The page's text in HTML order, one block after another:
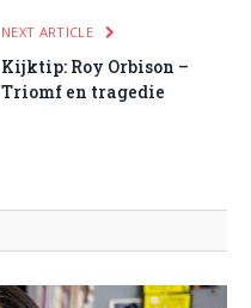
NEXT ARTICLE
Kijktip: Roy Orbison –
Triomf en tragedie